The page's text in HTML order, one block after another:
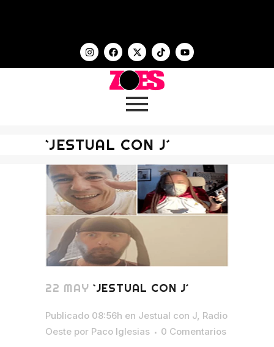
`JESTUAL CON J´
22 MAY `JESTUAL CON J´
Publicado 08:56h en Jestual con J, Radio
Oeste por Paco Iglesias 0 Comentarios